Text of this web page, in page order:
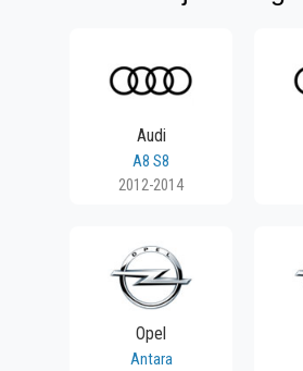
Audi
A8 S8
2012-2014
Opel
Antara